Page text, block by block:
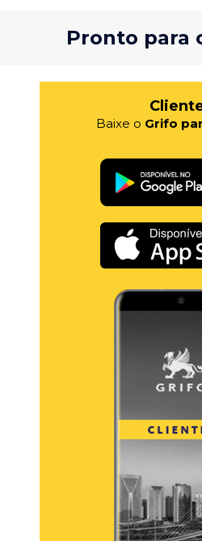
Pronto para
Baixe o Grifo